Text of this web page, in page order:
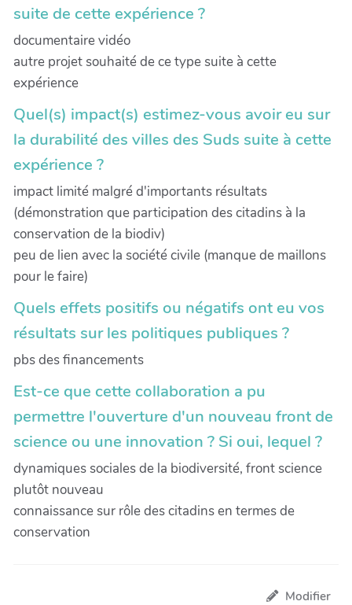
suite de cette expérience ?
documentaire vidéo
autre projet souhaité de ce type suite à cette
expérience
Quel(s) impact(s) estimez-vous avoir eu sur
la durabilité des villes des Suds suite à cette
expérience ?
impact limité malgré d'importants résultats
(démonstration que participation des citadins à la
conservation de la biodiv)
peu de lien avec la société civile (manque de maillons
pour le faire)
Quels effets positifs ou négatifs ont eu vos
résultats sur les politiques publiques ?
pbs des financements
Est-ce que cette collaboration a pu
permettre l'ouverture d'un nouveau front de
science ou une innovation ? Si oui, lequel ?
dynamiques sociales de la biodiversité, front science
plutôt nouveau
connaissance sur rôle des citadins en termes de
conservation
Modifier